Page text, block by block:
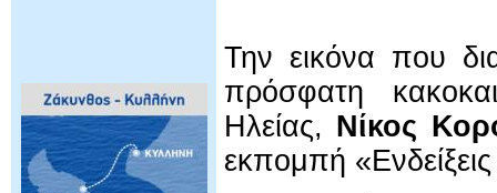
Την εικόνα που
πρόσφατη
Ηλείας, Νίκος
εκπομπή